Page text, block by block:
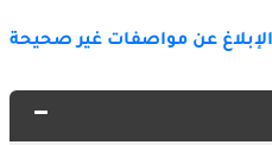
الإبلاغ عن مواصفات غير صحيحة